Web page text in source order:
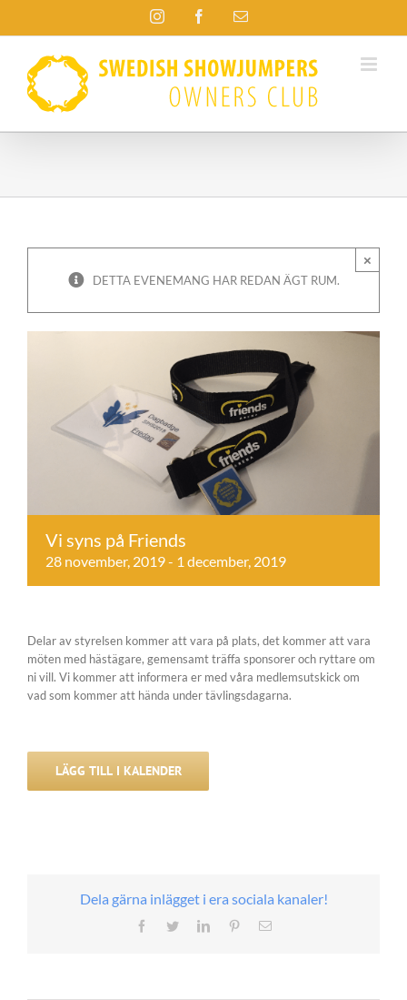
InstagramFacebook
E-
DETTA EVENEMANG HAR REDAN ÄGT RUM.
×
Vi syns på Friends
28 november, 2019- 1 december, 2019
Delar av styrelsen kommer att vara på plats, det kommer att vara
möten med hästägare, gemensamt träffa sponsorer och ryttare om
ni vill. Vi kommer att informera er med våra medlemsutskick om
vad som kommer att hända under tävlingsdagarna.
LÄGG TILL I KALENDER
Dela gärna inlägget i era sociala kanaler!
FacebookTwitterLinkedInPinterest